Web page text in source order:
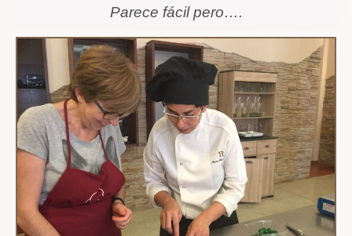
Parece fácil pero….